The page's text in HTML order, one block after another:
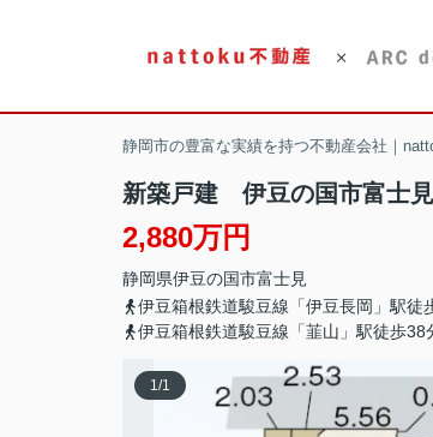
静岡市の豊富な実績を持つ不動産会社｜
新築戸建 伊豆の国市富
2,880万円
静岡県伊豆の国市富士見
伊豆箱根鉄道駿豆線「伊豆長岡」駅徒
伊豆箱根鉄道駿豆線「韮山」駅徒歩38
1/1